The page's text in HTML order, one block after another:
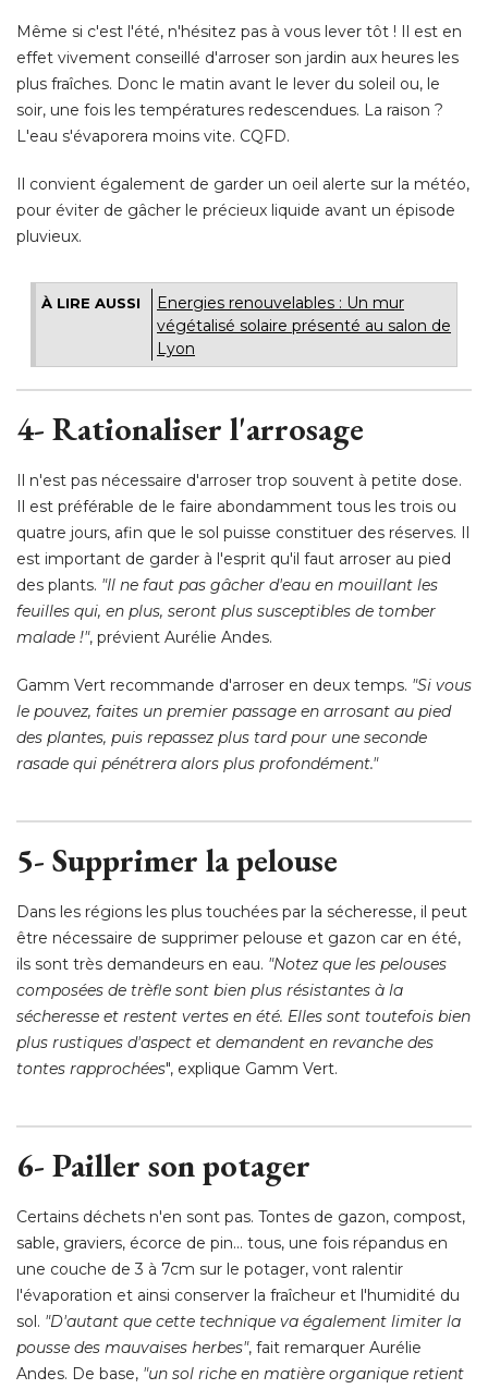
Même si c'est l'été, n'hésitez pas à vous lever tôt ! Il est en
effet vivement conseillé d'arroser son jardin aux heures les
plus fraîches. Donc le matin avant le lever du soleil ou, le
soir, une fois les températures redescendues. La raison ?
L'eau s'évaporera moins vite. CQFD.
Il convient également de garder un oeil alerte sur la météo,
pour éviter de gâcher le précieux liquide avant un épisode
pluvieux.
À LIRE AUSSI
Energies renouvelables : Un mur
végétalisé solaire présenté au salon de
Lyon
4- Rationaliser l'arrosage
Il n'est pas nécessaire d'arroser trop souvent à petite dose.
Il est préférable de le faire abondamment tous les trois ou
quatre jours, afin que le sol puisse constituer des réserves. Il
est important de garder à l'esprit qu'il faut arroser au pied
des plants. "Il ne faut pas gâcher d'eau en mouillant les
feuilles qui, en plus, seront plus susceptibles de tomber
malade !", prévient Aurélie Andes.
Gamm Vert recommande d'arroser en deux temps. "Si vous
le pouvez, faites un premier passage en arrosant au pied
des plantes, puis repassez plus tard pour une seconde
rasade qui pénétrera alors plus profondément."
5- Supprimer la pelouse
Dans les régions les plus touchées par la sécheresse, il peut
être nécessaire de supprimer pelouse et gazon car en été,
ils sont très demandeurs en eau. "Notez que les pelouses
composées de trèfle sont bien plus résistantes à la
sécheresse et restent vertes en été. Elles sont toutefois bien
plus rustiques d'aspect et demandent en revanche des
tontes rapprochées", explique Gamm Vert.
6- Pailler son potager
Certains déchets n'en sont pas. Tontes de gazon, compost,
sable, graviers, écorce de pin... tous, une fois répandus en
une couche de 3 à 7cm sur le potager, vont ralentir
l'évaporation et ainsi conserver la fraîcheur et l'humidité du
sol. "D'autant que cette technique va également limiter la
pousse des mauvaises herbes", fait remarquer Aurélie
Andes. De base, "un sol riche en matière organique retient